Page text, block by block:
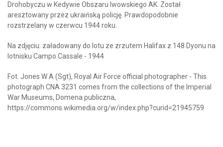
Drohobyczu w Kedywie Obszaru lwowskiego AK. Został
aresztowany przez ukraińską policję. Prawdopodobnie
rozstrzelany w czerwcu 1944 roku.
Na zdjęciu: załadowany do lotu ze zrzutem Halifax z 148 Dyonu na
lotnisku Campo Cassale - 1944
Fot. Jones W A (Sgt), Royal Air Force official photographer - This
photograph CNA 3231 comes from the collections of the Imperial
War Museums, Domena publiczna,
https://commons.wikimedia.org/w/index.php?curid=21945759